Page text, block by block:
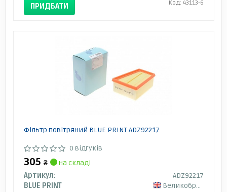
ПРИДБАТИ Код: 43113-6
Фільтр повітряний BLUE PRINT ADZ92217
0 відгуків
305 ₴
на складі
Артикул:
ADZ92217
BLUE PRINT
Великобританія